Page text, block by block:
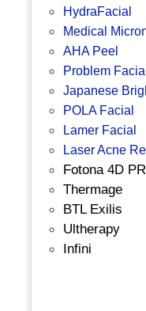
HydraFacial
Medical
AHA Peel
Problem Facial
Japanese
POLA Facial
Lamer Facial
Laser Acne
Fotona 4D
Thermage
BTL Exilis
Ultherapy
Infini